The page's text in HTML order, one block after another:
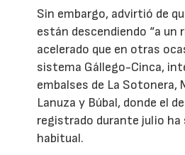
Sin embargo, advirtió de
están descendiendo “a un
acelerado que en otras
sistema Gállego-Cinca,
embalses de La Sotonera,
Lanuza y Búbal, donde el
registrado durante julio ha
habitual.